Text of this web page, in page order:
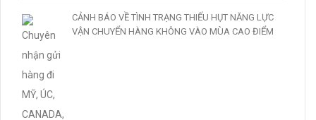
CẢNH BÁO VỀ TÌNH TRẠNG THIẾU HỤT NĂNG LỰC
VẬN CHUYỂN HÀNG KHÔNG VÀO MÙA CAO ĐIỂM